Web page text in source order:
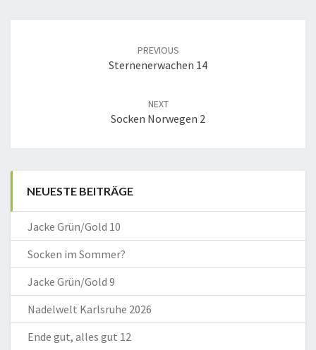
PREVIOUS
Sternenerwachen 14
NEXT
Socken Norwegen 2
NEUESTE BEITRÄGE
Jacke Grün/Gold 10
Socken im Sommer?
Jacke Grün/Gold 9
Nadelwelt Karlsruhe 2026
Ende gut, alles gut 12